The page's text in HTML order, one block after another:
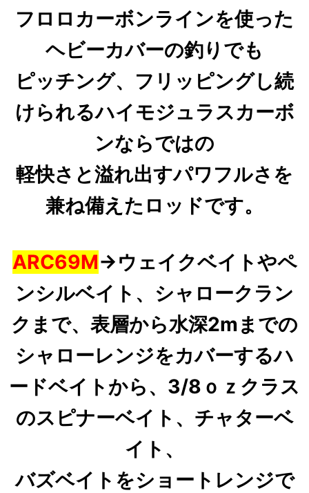
フロロカーボンラインを使った
ヘビーカバーの釣りでも
ピッチング、フリッピングし続
けられるハイモジュラスカーボ
ンならではの
軽快さと溢れ出すパワフルさを
兼ね備えたロッドです。
ARC69M→ウェイクベイトやペ
ンシルベイト、シャロークラン
クまで、表層から水深2mまでの
シャローレンジをカバーするハ
ードベイトから、3/8ｏｚクラス
のスピナーベイト、チャターベ
イト、
バズベイトをショートレンジで